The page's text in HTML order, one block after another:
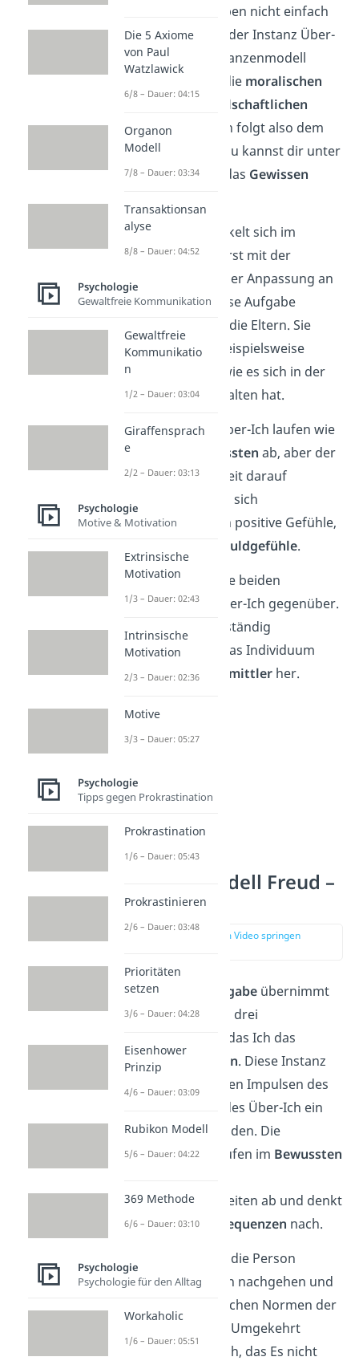
Dass du diesen Trieben nicht einfach
blind folgst, liegt an der Instanz Über-
Ich. Laut Freuds Instanzenmodell
liegen hier nämlich die moralischen
Werte
gesellschaftlichen
Regeln. Das Über-Ich folgt also dem
Moralitätsprinzip
. Du kannst dir unter
dem Über-Ich auch das Gewissen
Das Über-Ich entwickelt sich im
Gegensatz zum Es erst mit der
Sozialisation
, also der Anpassung an
die Gesellschaft. Diese Aufgabe
übernehmen zuerst die Eltern. Sie
bringen dem Kind beispielsweise
durch
bei, wie es sich in der
Gesellschaft zu verhalten hat.
Die Vorgänge des Über-Ich laufen wie
beim Es im
Unbewussten ab, aber der
Mensch kann jederzeit darauf
zugreifen. Sie zeigen sich
beispielsweise durch positive Gefühle,
Schuldgefühle.
Damit stehen sich die beiden
Instanzen Es und Über-Ich gegenüber.
Da beide Instanzen ständig
Anforderungen an das Individuum
haben, muss ein
Vermittlerher.
Instanzenmodell Freud –
Ich
zur Stelle im Video springen
DieseVermittleraufgabeübernimmt
das Ich. Nach Freuds drei
Instanzenmodell ist das Ich das
Realitätsbewusstsein. Diese Instanz
versucht zwischen den Impulsen des
Es und den Idealen des Über-Ich ein
Gleichgewichtzu finden. Die
Vorgänge hierbei laufen im Bewussten
Handlungsmöglichkeiten ab und denkt
über möglicheKonsequenzen nach.
Ohne das Ich würde die Person
einfach ihren Trieben nachgehen und
nicht auf die moralischen Normen der
Gesellschaft achten. Umgekehrt
versucht es aber auch, das Es nicht
Die 5 Axiome
von Paul
Watzlawick
6/8 – Dauer: 04:15
Organon
Modell
7/8 – Dauer: 03:34
Transaktionsan
alyse
8/8 – Dauer: 04:52
Psychologie
Gewaltfreie Kommunikation
Gewaltfreie
Kommunikatio
n
1/2 – Dauer: 03:04
Giraffensprach
e
2/2 – Dauer: 03:13
Psychologie
Motive & Motivation
Extrinsische
Motivation
1/3 – Dauer: 02:43
Intrinsische
Motivation
2/3 – Dauer: 02:36
Motive
3/3 – Dauer: 05:27
Psychologie
Tipps gegen Prokrastination
Prokrastination
1/6 – Dauer: 05:43
Prokrastinieren
2/6 – Dauer: 03:48
Prioritäten
setzen
3/6 – Dauer: 04:28
Eisenhower
Prinzip
4/6 – Dauer: 03:09
Rubikon Modell
5/6 – Dauer: 04:22
369 Methode
6/6 – Dauer: 03:10
Psychologie
Psychologie für den Alltag
Workaholic
1/6 – Dauer: 05:51